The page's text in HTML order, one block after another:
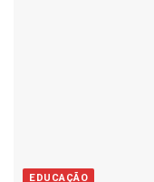
EDUCAÇÃO